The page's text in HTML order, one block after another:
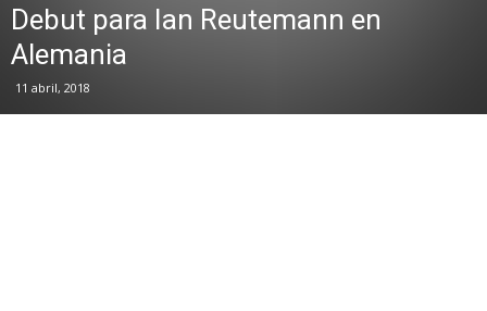
Debut para Ian Reutemann en
Alemania
11 abril, 2018